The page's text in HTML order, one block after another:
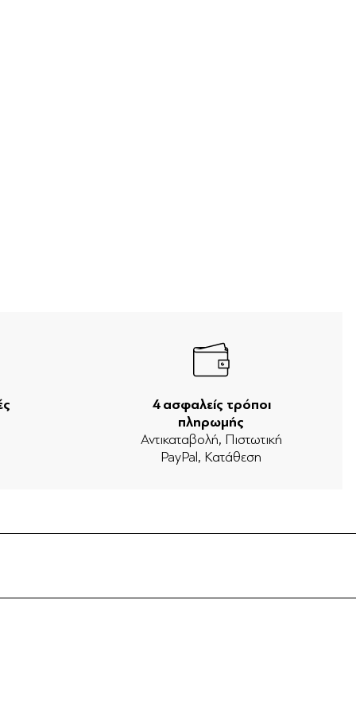
4 ασφαλείς τρόποι
πληρωμής
Αντικαταβολή, Πιστωτική
PayPal, Κατάθεση